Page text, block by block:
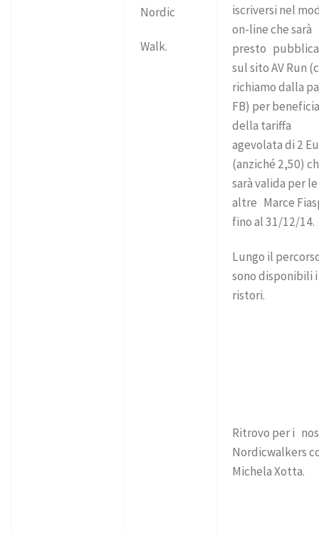
Nordic
Walk.
iscriversi nel
on-line che sarà
presto
sul sito AV Run
richiamo dalla
FB) per
della tariffa
agevolata di 2
(anziché 2,50)
sarà valida per le
altre Marce
fino al 31/12/14.
Lungo il
sono disponibili i
ristori.
Ritrovo per i
Nordicwalkers
Michela Xotta.